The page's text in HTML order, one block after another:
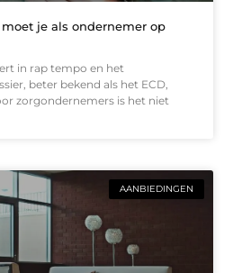
je als ondernemer op
in rap tempo en het
beter bekend als het ECD,
zorgondernemers is het niet
AANBIEDINGEN